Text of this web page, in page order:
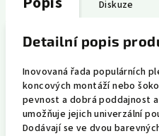
Diskuze
Detailní popis
Inovovaná řada populárních
koncových montáží nebo
pevnost a dobrá poddajnost
umožňuje jejich univerzální
Dodávají se ve dvou